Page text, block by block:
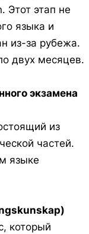
. Этот этап не
языка и
из-за рубежа.
двух месяцев.
экзамена
из
частей.
языке
)
который